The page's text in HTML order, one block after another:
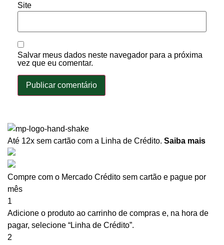
Site
Salvar meus dados neste navegador para a próxima
vez que eu comentar.
Até 12x sem cartão com a Linha de Crédito. Saiba mais
Compre com o Mercado Crédito sem cartão e pague por
mês
1
Adicione o produto ao carrinho de compras e, na hora de
pagar, selecione “Linha de Crédito”.
2